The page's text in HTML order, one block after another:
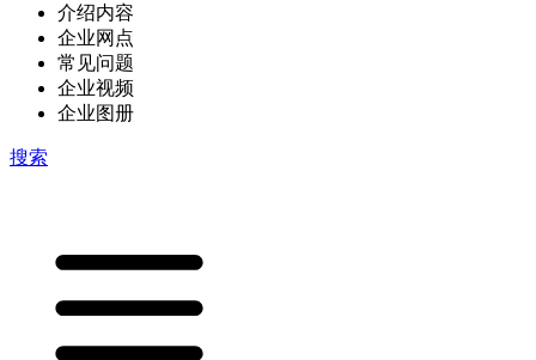
介绍内容
企业网点
常见问题
企业视频
企业图册
搜索